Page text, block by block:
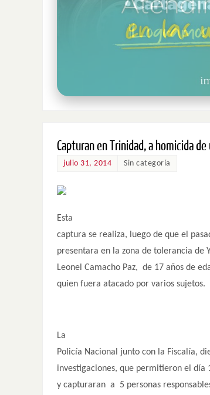
Capturan en Trinidad, a homicida
julio 31, 2014 Sin categoría
Esta
captura se realiza, luego de que el
presentara en la zona de tolerancia de
Leonel Camacho Paz, de 17 años de
quien fuera atacado por varios sujetos.
La
Policía Nacional junto con la Fiscalía,
investigaciones, que permitieron el
y capturaran a 5 personas